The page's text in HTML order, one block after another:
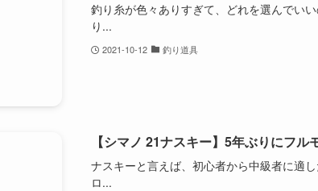
釣り糸が色々ありすぎて、どれを選んでい
り...
2021-10-12 釣り道具
【シマノ 21ナスキー】5年ぶりにフル
ナスキーと言えば、初心者から中級者に適
ロ...